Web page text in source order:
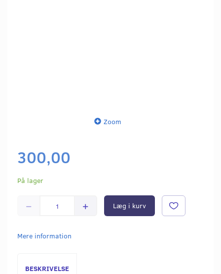
Zoom
300,00
På lager
Læg i kurv
Mere information
BESKRIVELSE